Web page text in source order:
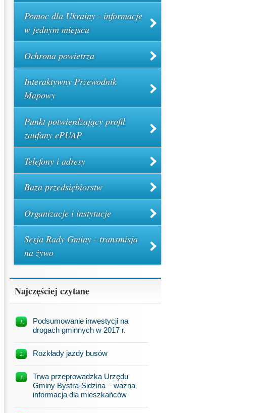
Pomoc dla Ukrainy - informacje
w jednym miejscu
Ochrona powietrza
Interaktywny Przewodnik
Mapowy
Punkt potwierdzający profil
zaufany ePUAP
Telefony i adresy
Baza przedsiębiorstw
Organizacje i instytucje
Sesja Rady Gminy - transmisja
na żywo
Najczęściej czytane
Podsumowanie inwestycji na
drogach gminnych w 2017 r.
Rozkłady jazdy busów
Trwa przeprowadzka Urzędu
Gminy Bystra-Sidzina – ważna
informacja dla mieszkańców